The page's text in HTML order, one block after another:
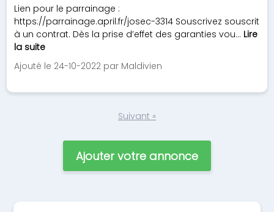
Lien pour le parrainage :
https://parrainage.april.fr/josec-3314 Souscrivez souscrit
à un contrat. Dès la prise d’effet des garanties vou... Lire
la suite
Ajouté le 24-10-2022 par Maldivien
Suivant »
Ajouter votre annonce